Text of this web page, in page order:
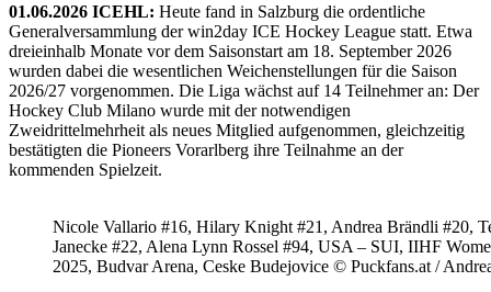
01.06.2026 ICEHL: Heute fand in Salzburg die ordentliche
Generalversammlung der win2day ICE Hockey League statt. Etwa
dreieinhalb Monate vor dem Saisonstart am 18. September 2026
wurden dabei die wesentlichen Weichenstellungen für die Saison
2026/27 vorgenommen. Die Liga wächst auf 14 Teilnehmer an: Der
Hockey Club Milano wurde mit der notwendigen
Zweidrittelmehrheit als neues Mitglied aufgenommen, gleichzeitig
bestätigten die Pioneers Vorarlberg ihre Teilnahme an der
kommenden Spielzeit.
Nicole Vallario #16, Hilary Knight #21, Andrea Brändli #20,
Janecke #22, Alena Lynn Rossel #94, USA – SUI, IIHF
2025, Budvar Arena, Ceske Budejovice © Puckfans.at /